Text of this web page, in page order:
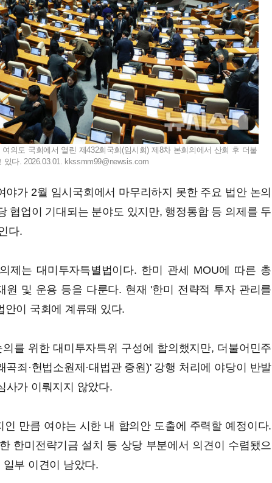
의도 국회에서 열린 제432회국회(임시회) 제8차 본회의에서 산회 후 더불
있다. 2026.03.01. kkssmm99@newsis.com
야가 2월 임시국회에서 마무리하지 못한 주요 법안 논의
협업이 기대되는 분야도 있지만, 행정통합 등 의제를 두
다.
제는 대미투자특별법이다. 한미 관세 MOU에 따른 총
원 및 운용 등을 다룬다. 현재 '한미 전략적 투자 관리를
안이 국회에 계류돼 있다.
를 위한 대미투자특위 구성에 합의했지만, 더불어민주
죄·헌법소원제·대법관 증원)' 강행 처리에 야당이 반발
사가 이뤄지지 않았다.
만큼 여야는 시한 내 합의안 도출에 주력할 예정이다.
한미전략기금 설치 등 상당 부분에서 의견이 수렴됐으
부 이견이 남았다.